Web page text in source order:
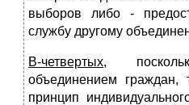
выборов либо -
службу другому
В-четвертых,
объединением
принцип